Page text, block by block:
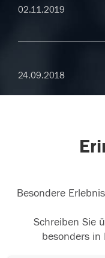
02.11.2019
24.09.2018
Besondere
Schreiben Sie
besonders in